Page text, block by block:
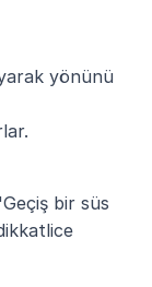
yönünü
bir süs